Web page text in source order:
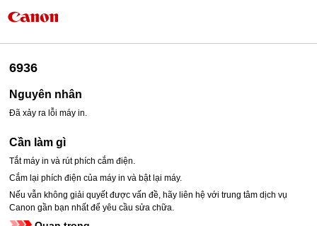
6936
Nguyên nhân
Đã xảy ra lỗi máy in.
Cần làm gì
Tắtmáy in và rút phích cắm điện.
Cắm lại phích điện củamáy in và bật lại máy.
Nếu vẫn không giải quyết được vấn đề, hãy liên hệ với trung tâm dịch vụ
Canon gần bạn nhất để yêu cầu sửa chữa.